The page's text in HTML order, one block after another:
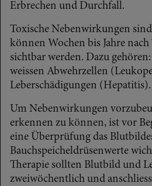
Erbrechen und Durchfall.
Toxische Nebenwirkungen
können Wochen bis Jahre
sichtbar werden. Dazu
weissen Abwehrzellen
Leberschädigungen (Hepatitis).
Um Nebenwirkungen
erkennen zu können, ist vor
eine Überprüfung das
Bauchspeicheldrüsenwerte
Therapie sollten Blutbild und
zweiwöchentlich und